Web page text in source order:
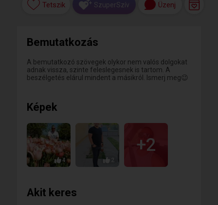
Tetszik SzuperSzív Üzenj
Bemutatkozás
A bemutatkozó szövegek olykor nem valós dolgokat
adnak vissza, szinte feleslegesnek is tartom. A
beszélgetés elárul mindent a másikról. Ismerj meg😉
Képek
4 2
+2
Akit keres